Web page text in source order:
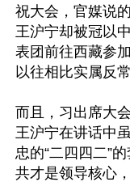
祝大会，官媒说
王沪宁却被冠以
表团前往西藏参
以往相比实属反常
而且，习出席大
王沪宁在讲话中
忠的“二四四二”
共才是领导核心